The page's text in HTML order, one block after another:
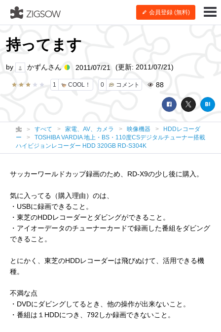
会員登録 (無料)
持ってます
1 COOL！ 0 コメント 88
by かずんさん 2011/07/21 (更新: 2011/07/21)
すべて 家電、AV、カメラ 映像機器
HDDレコーダ
ー
TOSHIBA VARDIA 地上・BS・110度CSデジタルチューナー搭載
ハイビジョンレコーダー HDD 320GB RD-S304K
サッカーワールドカップ録画のため、RD-X9の少し後に購入。
気に入ってる（購入理由）のは、
・USBに録画できること。
・東芝のHDDレコーダーとダビングができること。
・アイオーデータのチューナーカードで録画した番組をダビング
できること。
とにかく、東芝のHDDレコーダーは飛びぬけて、活用できる機
種。
不満な点
・DVDにダビングしてるとき、他の操作が出来ないこと。
・番組は１HDDにつき、792しか録画できないこと。